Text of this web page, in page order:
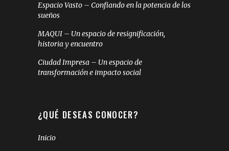
Espacio Vasto – Confiando en la potencia de los
sueños
MAQUI – Un espacio de resignificación,
historia y encuentro
Ciudad Impresa – Un espacio de
transformación e impacto social
¿QUÉ DESEAS CONOCER?
Inicio